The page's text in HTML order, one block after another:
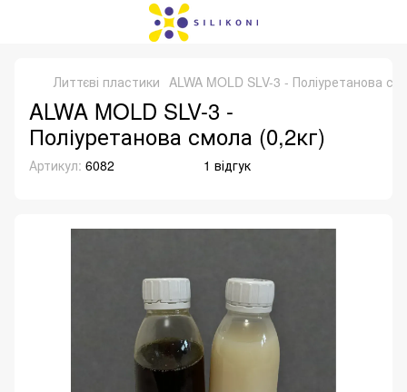
Литтєві пластики ALWA MOLD SLV-3 - Поліуретанова
ALWA MOLD SLV-3 -
Поліуретанова смола (0,2кг)
Артикул: 6082 1 відгук